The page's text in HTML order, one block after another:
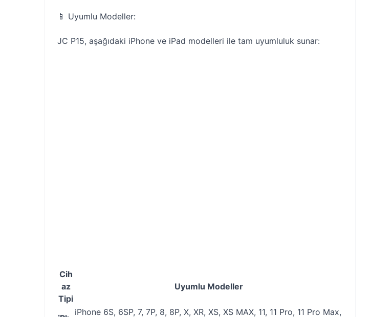
📱 Uyumlu Modeller:
JC P15, aşağıdaki iPhone ve iPad modelleri ile tam uyumluluk sunar:
Cih
az
Tipi
Uyumlu Modeller
iPhone 6S, 6SP, 7, 7P, 8, 8P, X, XR, XS, XS MAX, 11, 11 Pro, 11 Pro Max,